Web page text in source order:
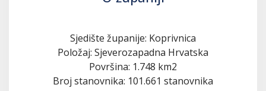
Sjedište županije: Koprivnica
Položaj: Sjeverozapadna Hrvatska
Površina: 1.748 km2
Broj stanovnika: 101.661 stanovnika